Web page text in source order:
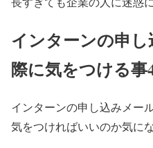
インターンの申
際に気をつける事
インターンの申し込みメー
気をつければいいのか気に